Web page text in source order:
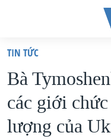
truy
cập
Tới
nội
VIỆT NAM
HOA KỲ
BIỂN ĐÔNG
TIN TỨC
Bà
các giới
lượng của